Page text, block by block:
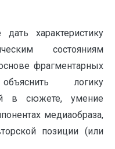
характеристику
состояниям
фрагментарных
логику
в сюжете, умение
медиаобраза,
позиции (или